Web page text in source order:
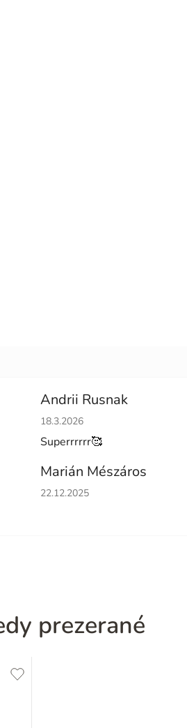
Andrii Rusnak
Hodnotenie obchodu je 5 z 5
18.3.2026
Superrrrrr🥰
Marián Mészáros
Hodnotenie obchodu je 5 z 5
22.12.2025
prezerané